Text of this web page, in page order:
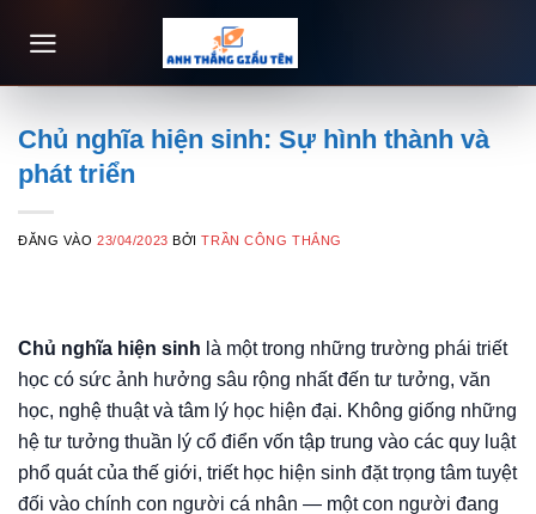
qua
Chủ nghĩa hiện sinh: Sự hình thành và
phát triển
ĐĂNG VÀO23/04/2023 BỞITRẦN CÔNG THẮNG
Chủ nghĩa hiện sinh là một trong những trường phái triết
học có sức ảnh hưởng sâu rộng nhất đến tư tưởng, văn
học, nghệ thuật và tâm lý học hiện đại. Không giống những
hệ tư tưởng thuần lý cổ điển vốn tập trung vào các quy luật
phổ quát của thế giới, triết học hiện sinh đặt trọng tâm tuyệt
đối vào chính con người cá nhân — một con người đang